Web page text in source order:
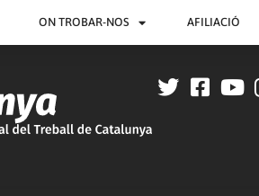
ON TROBAR-NOS AFILIACIÓ